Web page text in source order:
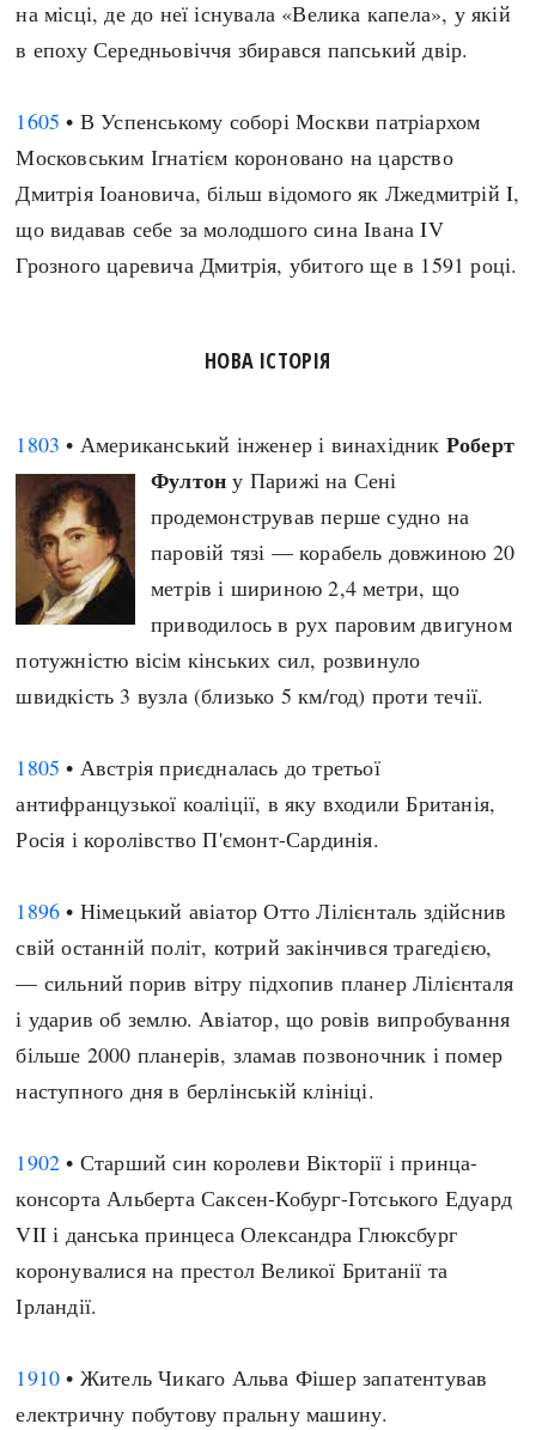
на місці, де до неї існувала «Велика капела», у якій
в епоху Середньовіччя збирався папський двір.
1605 • В Успенському соборі Москви патріархом
Московським Ігнатієм короновано на царство
Дмитрія Іоановича, більш відомого як Лжедмитрій I,
що видавав себе за молодшого сина Івана IV
Грозного царевича Дмитрія, убитого ще в 1591 році.
НОВА ІСТОРІЯ
1803 • Американський інженер і винахідник Роберт
Фултон у Парижі на Сені
продемонстрував перше судно на
паровій тязі — корабель довжиною 20
метрів і шириною 2,4 метри, що
приводилось в рух паровим двигуном
потужністю вісім кінських сил, розвинуло
швидкість 3 вузла (близько 5 км/год) проти течії.
1805 • Австрія приєдналась до третьої
антифранцузької коаліції, в яку входили Британія,
Росія і королівство П'ємонт-Сардинія.
1896 • Німецький авіатор Отто Лілієнталь здійснив
свій останній політ, котрий закінчився трагедією,
— сильний порив вітру підхопив планер Лілієнталя
і ударив об землю. Авіатор, що ровів випробування
більше 2000 планерів, зламав позвоночник і помер
наступного дня в берлінській клініці.
1902 • Старший син королеви Вікторії і принца-
консорта Альберта Саксен-Кобург-Готського Едуард
VII і данська принцеса Олександра Глюксбург
коронувалися на престол Великої Британії та
Ірландії.
1910 • Житель Чикаго Альва Фішер запатентував
електричну побутову пральну машину.